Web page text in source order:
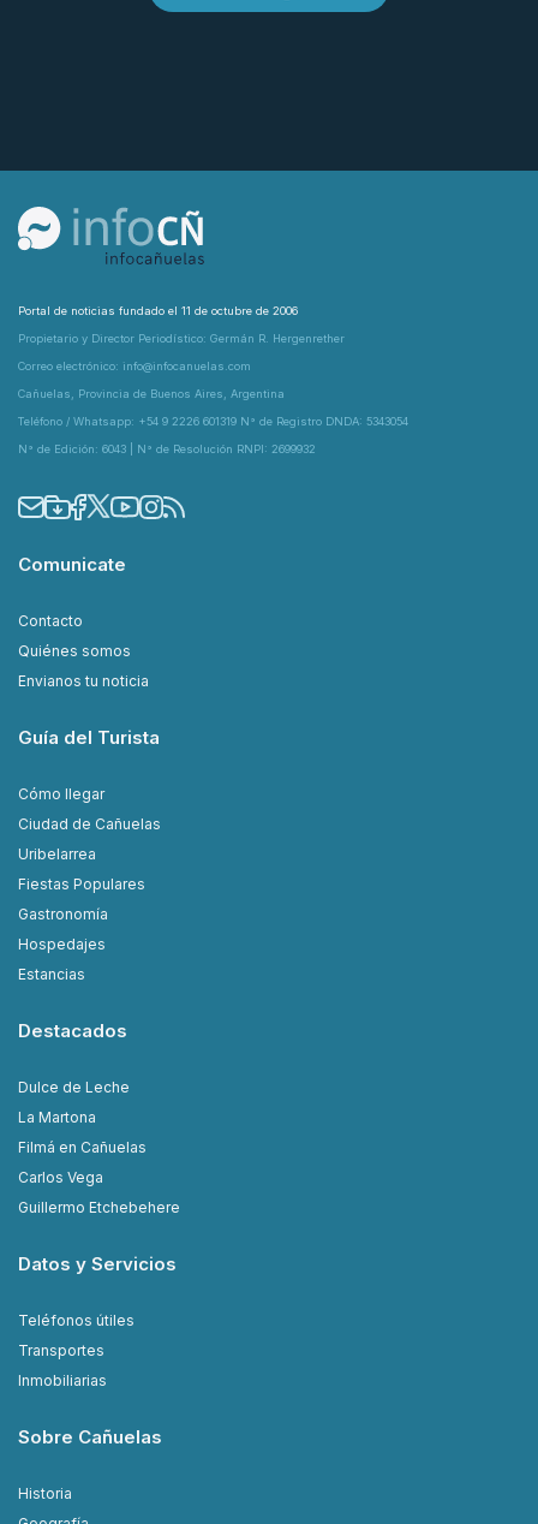
Portal de noticias fundado el 11 de octubre de 2006
Propietario y Director Periodístico: Germán R. Hergenrether
Correo electrónico: info@infocanuelas.com
Cañuelas, Provincia de Buenos Aires, Argentina
Teléfono / Whatsapp: +54 9 2226 601319 N° de Registro DNDA: 5343054
N° de Edición: 6043 | N° de Resolución RNPI: 2699932
Comunicate
Contacto
Quiénes somos
Envianos tu noticia
Guía del Turista
Cómo llegar
Ciudad de Cañuelas
Uribelarrea
Fiestas Populares
Gastronomía
Hospedajes
Estancias
Destacados
Dulce de Leche
La Martona
Filmá en Cañuelas
Carlos Vega
Guillermo Etchebehere
Datos y Servicios
Teléfonos útiles
Transportes
Inmobiliarias
Sobre Cañuelas
Historia